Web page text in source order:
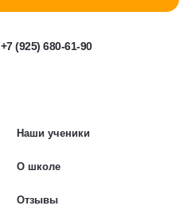
+7 (925) 680-61-90
Наши ученики
О школе
Отзывы